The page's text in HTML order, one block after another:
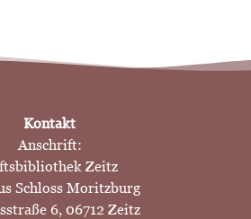
Kontakt
Anschrift:
Zeitz
Schloss Moritzburg
6, 06712 Zeitz